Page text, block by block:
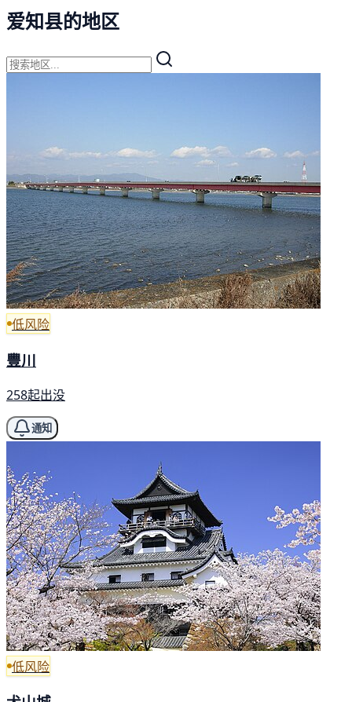
爱知县的地区
低风险
豐川
258起出没
通知
低风险